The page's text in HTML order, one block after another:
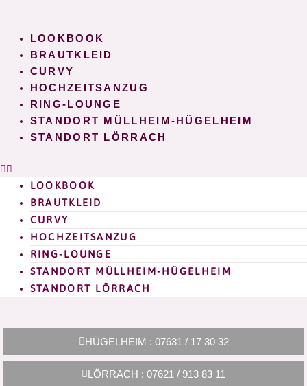
springenLOOKBOOK
BRAUTKLEID
CURVY
HOCHZEITSANZUG
RING-LOUNGE
STANDORT MÜLLHEIM-HÜGELHEIM
STANDORT LÖRRACH
LOOKBOOK
BRAUTKLEID
CURVY
HOCHZEITSANZUG
RING-LOUNGE
STANDORT MÜLLHEIM-HÜGELHEIM
STANDORT LÖRRACH
HÜGELHEIM : 07631 / 17 30 32
LÖRRACH : 07621 / 913 83 11